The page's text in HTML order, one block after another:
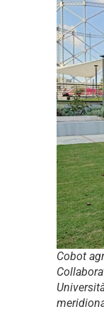
Cobot